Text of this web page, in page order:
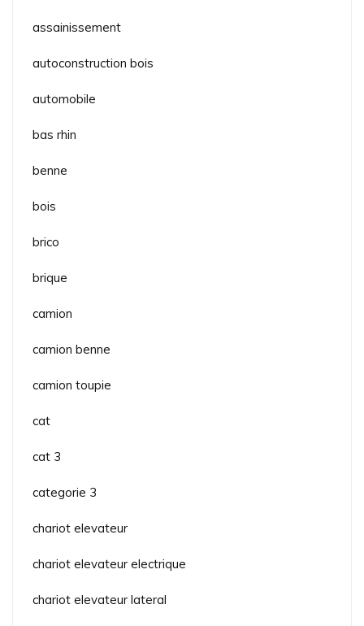
assainissement
autoconstruction bois
automobile
bas rhin
benne
bois
brico
brique
camion
camion benne
camion toupie
cat
cat 3
categorie 3
chariot elevateur
chariot elevateur electrique
chariot elevateur lateral